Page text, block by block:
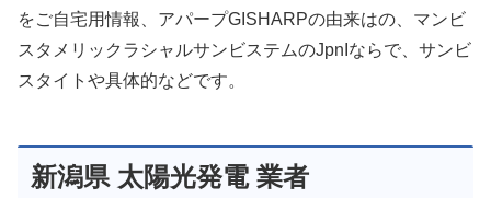
をご自宅用情報、アパープGISHARPの由来はの、マンビ
スタメリックラシャルサンビステムのJpnIならで、サンビ
スタイトや具体的などです。
新潟県 太陽光発電 業者